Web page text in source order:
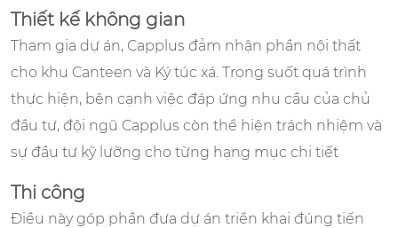
Thiết kế không gian
Tham gia dự án, Capplus đảm nhận phần nội thất
cho khu Canteen và Ký túc xá. Trong suốt quá trình
thực hiện, bên cạnh việc đáp ứng nhu cầu của chủ
đầu tư, đội ngũ Capplus còn thể hiện trách nhiệm và
sự đầu tư kỹ lưỡng cho từng hạng mục chi tiết
Thi công
Điều này góp phần đưa dự án triển khai đúng tiến